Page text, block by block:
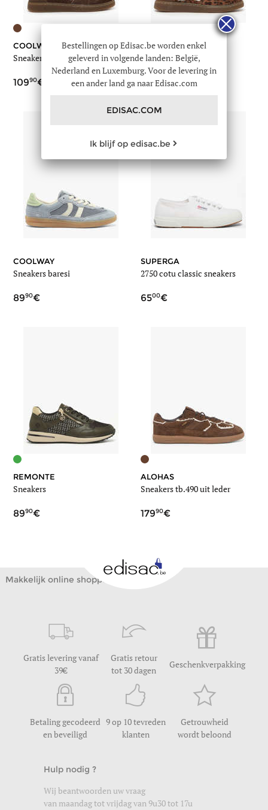
COOLWAY
Sneakers uit leder
10990
COOLWAY
Sneakers goal en cuir
10990
COOLWAY
Sneakers baresi
8990
SUPERGA
2750 cotu classic sneakers
6500
REMONTE
Sneakers
8990
ALOHAS
Sneakers tb.490 uit leder
17990
Makkelijk online shoppen
Gratis levering vanaf
39
Gratis retour
tot 30 dagen
Geschenkverpakking
Betaling gecodeerd
en beveiligd
9 op 10 tevreden
klanten
Getrouwheid
wordt beloond
Hulp nodig ?
Wij beantwoorden uw vraag
van maandag tot vrijdag van 9u30 tot 17u
Bestellingen op Edisac.be worden enkel
geleverd in volgende landen: België,
Nederland en Luxemburg. Voor de levering in
een ander land ga naar Edisac.com
EDISAC.COM
Ik blijf op edisac.be